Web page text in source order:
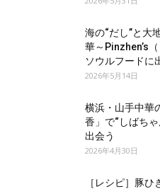
海の“だし”と大
華～Pinzhen’s
ソウルフードに
2026年5月14日
横浜・山手中華
香」で“しばち
出会う
2026年4月30日
［レシピ］豚ひ